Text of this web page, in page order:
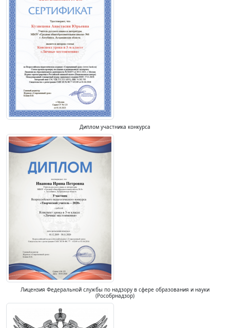
Диплом участника конкурса
Лицензия Федеральной службы по надзору в сфере образования и науки
(Рособрнадзор)